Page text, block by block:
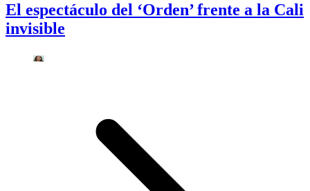
El espectáculo del ‘Orden’ frente a la Cali
invisible